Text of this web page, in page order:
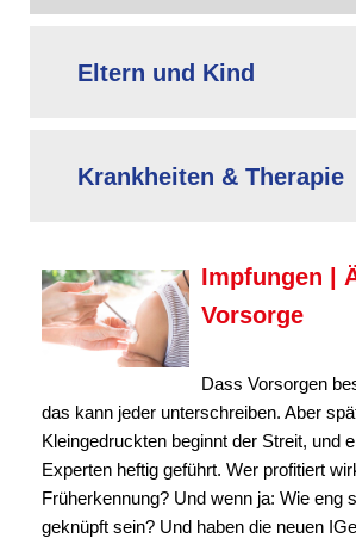
Eltern und Kind
Krankheiten & Therapie
Impfungen |
Vorsorge
Dass Vorsorgen
das kann jeder unterschreiben. Aber
Kleingedruckten beginnt der Streit, und
Experten heftig geführt. Wer profitiert
Früherkennung? Und wenn ja: Wie eng
geknüpft sein? Und haben die neuen